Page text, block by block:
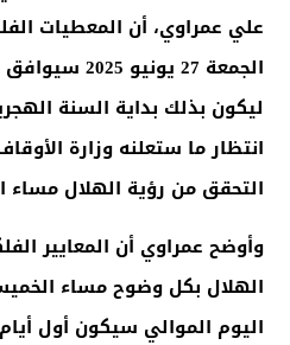
علي عمراوي، أن المعطيات
ليكون بذلك بداية السنة
انتظار ما ستعلنه وزارة
التحقق من رؤية الهلال مساء
وأوضح عمراوي أن المعايير
الهلال بكل وضوح مساء
اليوم الموالي سيكون أول